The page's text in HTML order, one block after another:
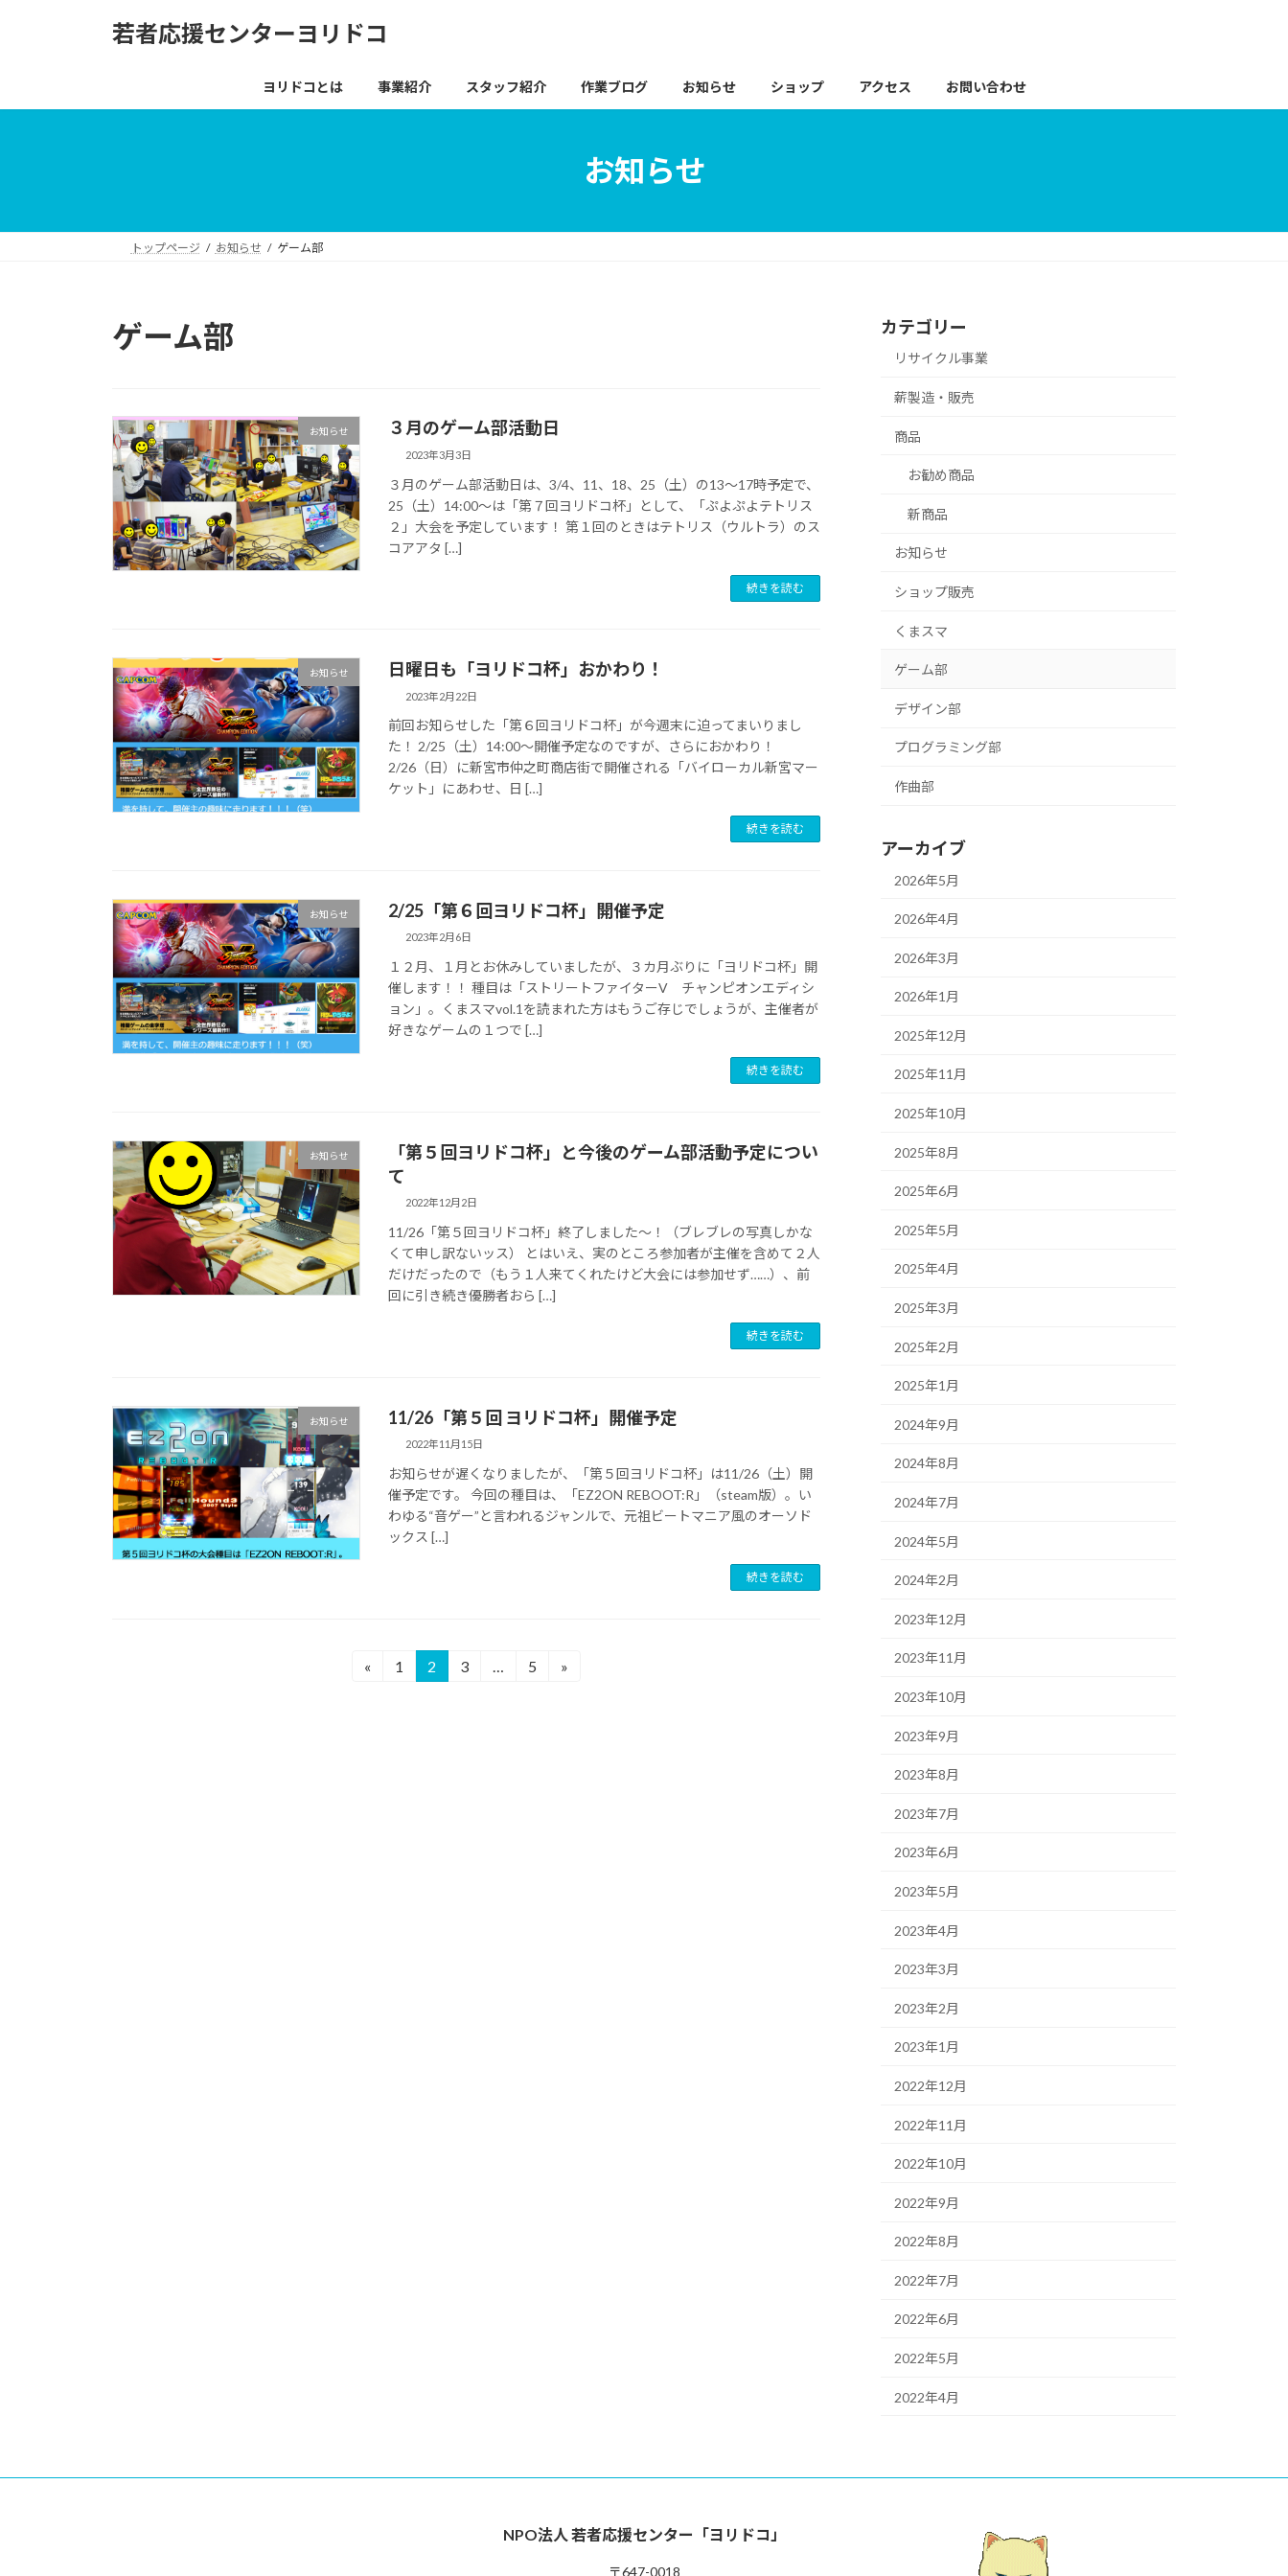
若者応援センターヨリドコ
ヨリドコとは 事業紹介 スタッフ紹介 作業ブログ お知らせ ショップ アクセス お問い合わせ
お知らせ
トップページ お知らせ ゲーム部
ゲーム部
お知らせ ３月のゲーム部活動日
2023年3月3日
３月のゲーム部活動日は、3/4、11、18、25（土）の13～17時予定で、
25（土）14:00～は「第７回ヨリドコ杯」として、「ぷよぷよテトリス
２」大会を予定しています！ 第１回のときはテトリス（ウルトラ）のス
コアアタ […]
続きを読む
お知らせ 日曜日も「ヨリドコ杯」おかわり！
2023年2月22日
前回お知らせした「第６回ヨリドコ杯」が今週末に迫ってまいりまし
た！ 2/25（土）14:00～開催予定なのですが、さらにおかわり！
2/26（日）に新宮市仲之町商店街で開催される「バイローカル新宮マー
ケット」にあわせ、日 […]
続きを読む
お知らせ 2/25「第６回ヨリドコ杯」開催予定
2023年2月6日
１２月、１月とお休みしていましたが、３カ月ぶりに「ヨリドコ杯」開
催します！！ 種目は「ストリートファイターV チャンピオンエディシ
ョン」。くまスマvol.1を読まれた方はもうご存じでしょうが、主催者が
好きなゲームの１つで […]
続きを読む
お知らせ
「第５回ヨリドコ杯」と今後のゲーム部活動予定につい
て
2022年12月2日
11/26「第５回ヨリドコ杯」終了しました～！（ブレブレの写真しかな
くて申し訳ないッス） とはいえ、実のところ参加者が主催を含めて２人
だけだったので（もう１人来てくれたけど大会には参加せず……）、前
回に引き続き優勝者おら […]
続きを読む
お知らせ 11/26「第５回 ヨリドコ杯」開催予定
2022年11月15日
お知らせが遅くなりましたが、「第５回ヨリドコ杯」は11/26（土）開
催予定です。 今回の種目は、「EZ2ON REBOOT:R」（steam版）。い
わゆる“音ゲー”と言われるジャンルで、元祖ビートマニア風のオーソド
ックス […]
続きを読む
«
固
1
固
2
固
3
固
5 »
カテゴリー
リサイクル事業
薪製造・販売
商品
お勧め商品
新商品
お知らせ
ショップ販売
くまスマ
ゲーム部
デザイン部
プログラミング部
作曲部
アーカイブ
2026年5月
2026年4月
2026年3月
2026年1月
2025年12月
2025年11月
2025年10月
2025年8月
2025年6月
2025年5月
2025年4月
2025年3月
2025年2月
2025年1月
2024年9月
2024年8月
2024年7月
2024年5月
2024年2月
2023年12月
2023年11月
2023年10月
2023年9月
2023年8月
2023年7月
2023年6月
2023年5月
2023年4月
2023年3月
2023年2月
2023年1月
2022年12月
2022年11月
2022年10月
2022年9月
2022年8月
2022年7月
2022年6月
2022年5月
2022年4月
NPO法人 若者応援センター「ヨリドコ」
〒647-0018